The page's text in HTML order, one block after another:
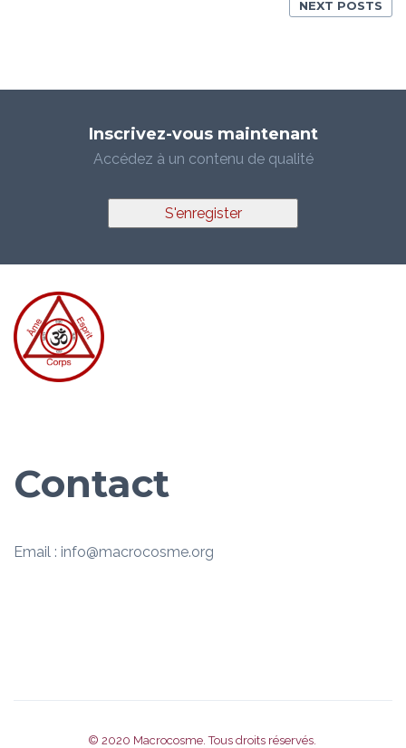
NEXT POSTS
Inscrivez-vous maintenant
Accédez à un contenu de qualité
S'enregister
Contact
Email : info@macrocosme.org
© 2020 Macrocosme. Tous droits réservés.